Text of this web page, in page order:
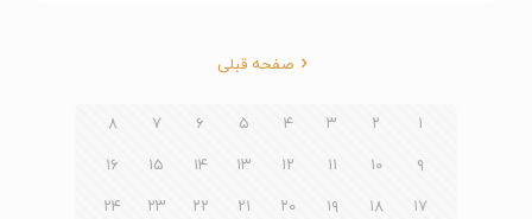
صفحه قبلی
۱ ۲ ۳ ۴ ۵ ۶ ۷
۸
۹
۱۰ ۱۱ ۱۲ ۱۳ ۱۴ ۱۵
۱۶
۱۷
۱۸ ۱۹ ۲۰ ۲۱ ۲۲ ۲۳
۲۴